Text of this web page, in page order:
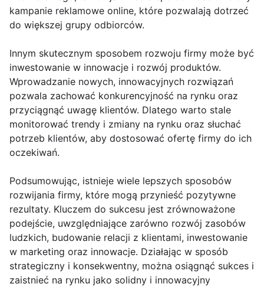
kampanie reklamowe online, które pozwalają dotrzeć
do większej grupy odbiorców.
Innym skutecznym sposobem rozwoju firmy może być
inwestowanie w innowacje i rozwój produktów.
Wprowadzanie nowych, innowacyjnych rozwiązań
pozwala zachować konkurencyjność na rynku oraz
przyciągnąć uwagę klientów. Dlatego warto stale
monitorować trendy i zmiany na rynku oraz słuchać
potrzeb klientów, aby dostosować ofertę firmy do ich
oczekiwań.
Podsumowując, istnieje wiele lepszych sposobów
rozwijania firmy, które mogą przynieść pozytywne
rezultaty. Kluczem do sukcesu jest zrównoważone
podejście, uwzględniające zarówno rozwój zasobów
ludzkich, budowanie relacji z klientami, inwestowanie
w marketing oraz innowacje. Działając w sposób
strategiczny i konsekwentny, można osiągnąć sukces i
zaistnieć na rynku jako solidny i innowacyjny